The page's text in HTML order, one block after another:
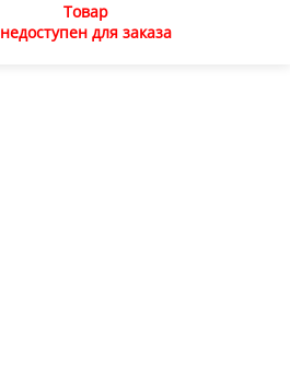
Товар
недоступен для заказа